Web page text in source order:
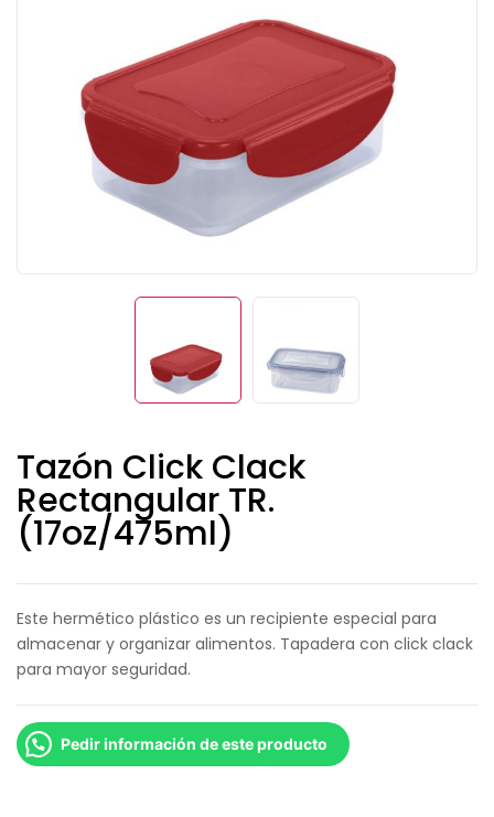
Tazón Click Clack
Rectangular TR.
(17oz/475ml)
Este hermético plástico es un recipiente especial para
almacenar y organizar alimentos. Tapadera con click clack
para mayor seguridad.
Pedir información de este producto